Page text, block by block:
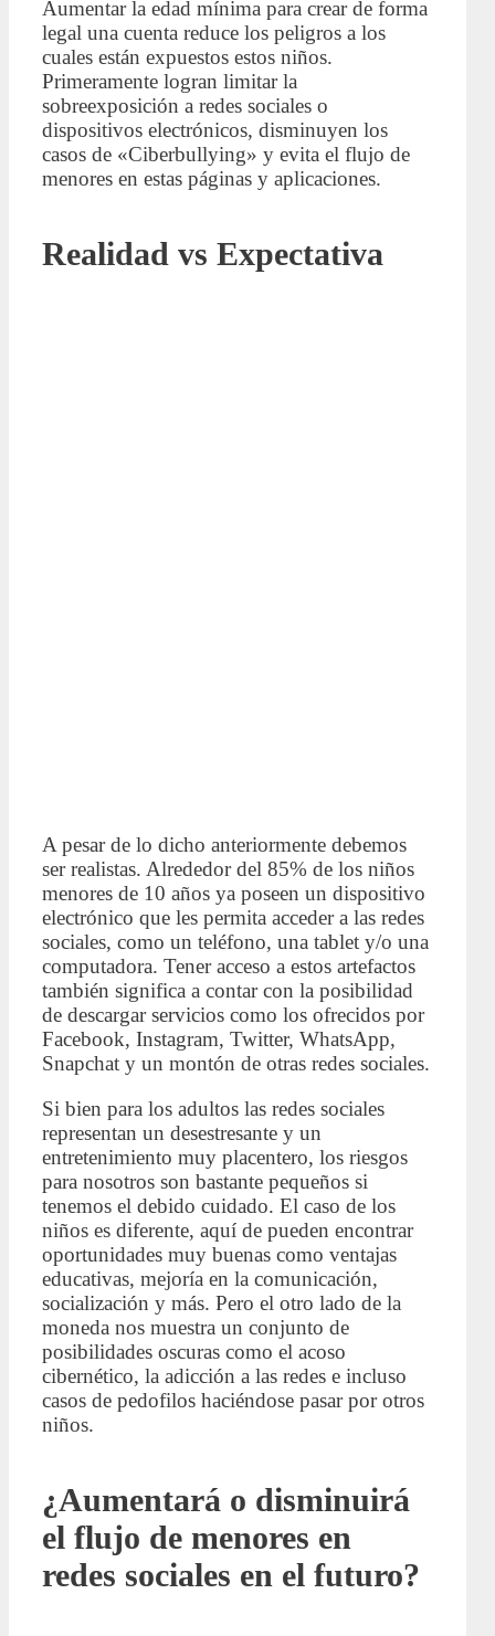
Aumentar la edad mínima para crear de forma
legal una cuenta reduce los peligros a los
cuales están expuestos estos niños.
Primeramente logran limitar la
sobreexposición a redes sociales o
dispositivos electrónicos, disminuyen los
casos de «Ciberbullying» y evita el flujo de
menores en estas páginas y aplicaciones.
Realidad vs Expectativa
A pesar de lo dicho anteriormente debemos
ser realistas. Alrededor del 85% de los niños
menores de 10 años ya poseen un dispositivo
electrónico que les permita acceder a las redes
sociales, como un teléfono, una tablet y/o una
computadora. Tener acceso a estos artefactos
también significa a contar con la posibilidad
de descargar servicios como los ofrecidos por
Facebook, Instagram, Twitter, WhatsApp,
Snapchat y un montón de otras redes sociales.
Si bien para los adultos las redes sociales
representan un desestresante y un
entretenimiento muy placentero, los riesgos
para nosotros son bastante pequeños si
tenemos el debido cuidado. El caso de los
niños es diferente, aquí de pueden encontrar
oportunidades muy buenas como ventajas
educativas, mejoría en la comunicación,
socialización y más. Pero el otro lado de la
moneda nos muestra un conjunto de
posibilidades oscuras como el acoso
cibernético, la adicción a las redes e incluso
casos de pedofilos haciéndose pasar por otros
niños.
¿Aumentará o disminuirá
el flujo de menores en
redes sociales en el futuro?